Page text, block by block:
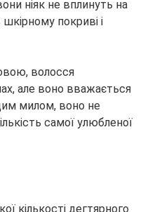
ніяк не вплинуть на
покриві і
волосся
але воно вважається
милом, воно не
самої улюбленої
кількості дегтярного